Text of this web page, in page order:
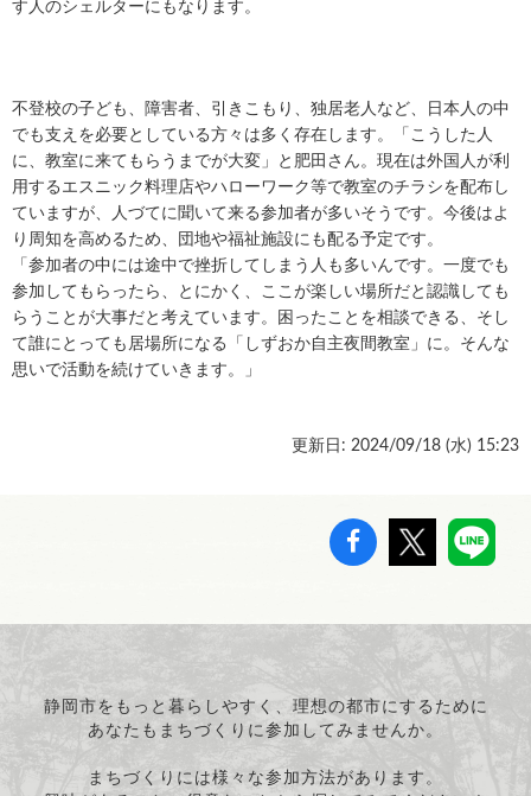
す人のシェルターにもなります。
不登校の子ども、障害者、引きこもり、独居老人など、日本人の中
でも支えを必要としている方々は多く存在します。「こうした人
に、教室に来てもらうまでが大変」と肥田さん。現在は外国人が利
用するエスニック料理店やハローワーク等で教室のチラシを配布し
ていますが、人づてに聞いて来る参加者が多いそうです。今後はよ
り周知を高めるため、団地や福祉施設にも配る予定です。
「参加者の中には途中で挫折してしまう人も多いんです。一度でも
参加してもらったら、とにかく、ここが楽しい場所だと認識しても
らうことが大事だと考えています。困ったことを相談できる、そし
て誰にとっても居場所になる「しずおか自主夜間教室」に。そんな
思いで活動を続けていきます。」
更新日: 2024/09/18 (水) 15:23
静岡市をもっと暮らしやすく、理想の都市にするために
あなたもまちづくりに参加してみませんか。
まちづくりには様々な参加方法があります。